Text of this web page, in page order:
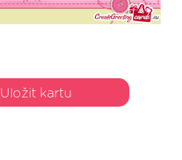
Uložit kartu